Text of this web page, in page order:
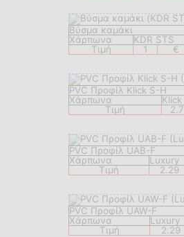
Βύσμα καμάκι
Χάρπωνα
KDR STS
Τιμή
1 €
PVC Προφίλ Klick S-H
Χάρπωνα
Klick
Τιμή
2.7
PVC Προφίλ UAB-F
Χάρπωνα
Luxury
Τιμή
2.29
PVC Προφίλ UAW-F
Χάρπωνα
Luxury
Τιμή
2.29